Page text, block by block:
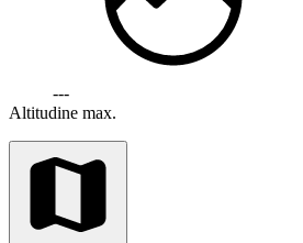
---
Altitudine max.